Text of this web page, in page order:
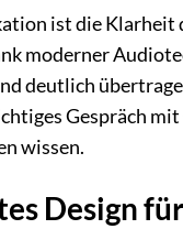
ist die
moderner
deutlich
Gespräch
wissen.
Design